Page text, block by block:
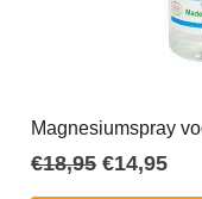
Magnesiumspray
€18,95 €14,95